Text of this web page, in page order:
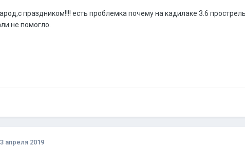
праздником!!!! есть проблемка почему на кадилаке 3.6
не помогло.
апреля 2019